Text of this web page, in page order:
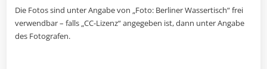
Die Fotos sind unter Angabe von „Foto: Berliner Wassertisch“ frei
verwendbar – falls „CC-Lizenz“ angegeben ist, dann unter Angabe
des Fotografen.